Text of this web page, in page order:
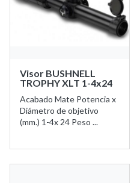
Visor BUSHNELL
TROPHY XLT 1-4x24
Acabado Mate Potencia x
Diámetro de objetivo
(mm.) 1-4x 24 Peso ...